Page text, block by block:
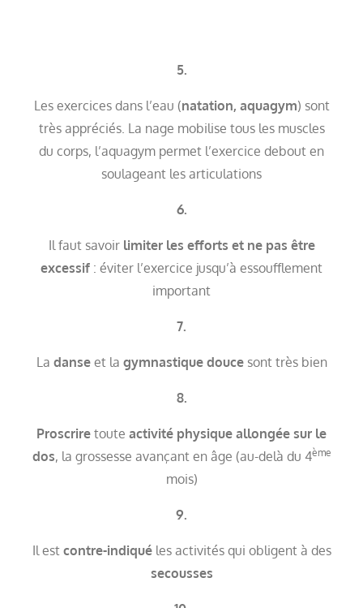
5.
Les exercices dans l’eau (natation, aquagym) sont
très appréciés. La nage mobilise tous les muscles
du corps, l’aquagym permet l’exercice debout en
soulageant les articulations
6.
Il faut savoir limiter les efforts et ne pas être
excessif : éviter l’exercice jusqu’à essoufflement
important
7.
La danseet la gymnastique doucesont très bien
8.
Proscrire toute activité physique allongée sur le
dos, la grossesse avançant en âge (au-delà du 4ème
mois)
9.
Il est contre-indiquéles activités qui obligent à des
secousses